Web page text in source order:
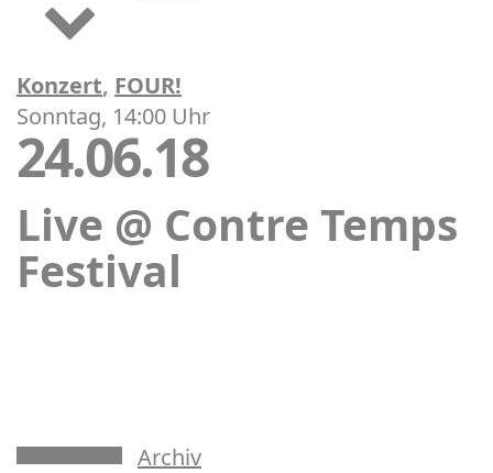
Konzert, FOUR!
Sonntag, 14:00 Uhr
24.06.18
Live @ Contre Temps
Festival
Archiv